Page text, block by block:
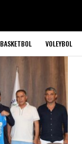
BASKETBOL VOLEYBOL